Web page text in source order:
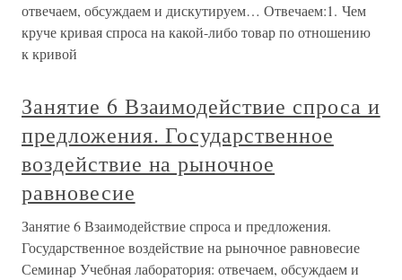
отвечаем, обсуждаем и дискутируем… Отвечаем:1. Чем
круче кривая спроса на какой-либо товар по отношению
к кривой
Занятие 6 Взаимодействие спроса и
предложения. Государственное
воздействие на рыночное
равновесие
Занятие 6 Взаимодействие спроса и предложения.
Государственное воздействие на рыночное равновесие
Семинар Учебная лаборатория: отвечаем, обсуждаем и